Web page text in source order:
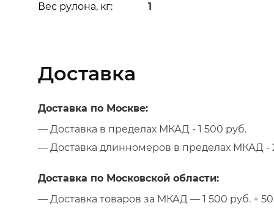
Вес рулона, кг: 1
Доставка
Доставка по Москве:
— Доставка в пределах МКАД - 1 500 руб.
— Доставка длинномеров в пределах МКАД -
Доставка по Московской области:
— Доставка товаров за МКАД — 1 500 руб. +